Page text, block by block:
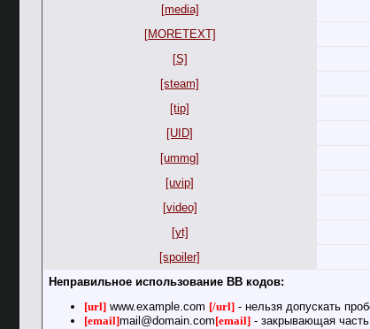
[media]
[MORETEXT]
[S]
[steam]
[tip]
[UID]
[ummg]
[uvip]
[video]
[yt]
[spoiler]
Неправильное использование BB кодов:
[url] www.example.com [/url] - нельзя допускать
[email]mail@domain.com[email] - закрывающая